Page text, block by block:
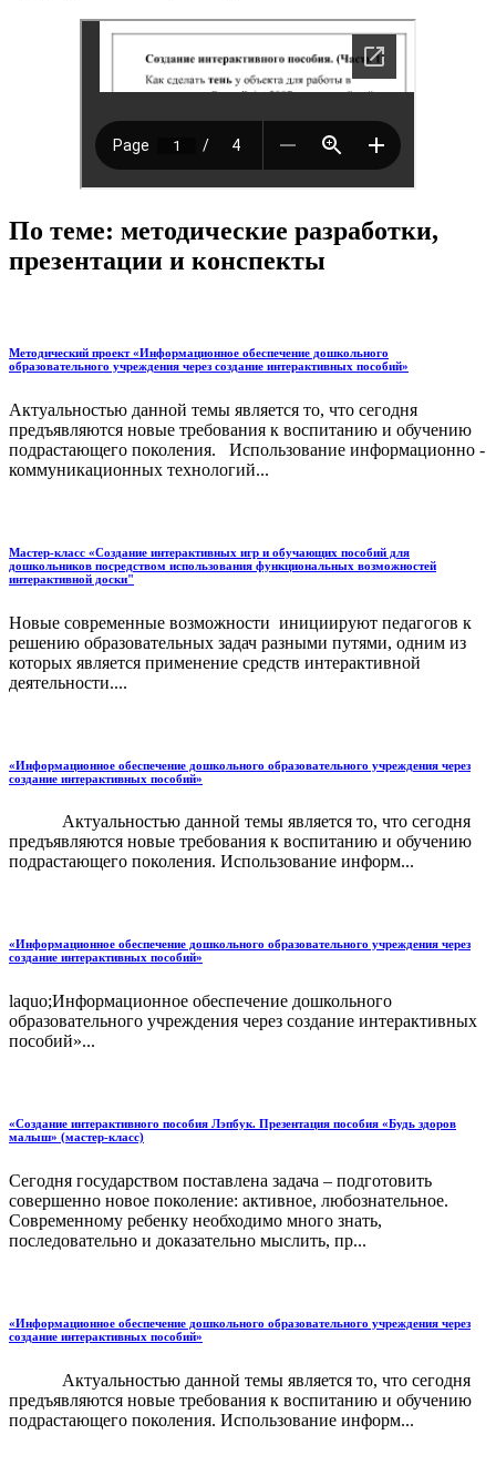
По теме: методические разработки,
презентации и конспекты
Методический проект «Информационное обеспечение дошкольного
образовательного учреждения через создание интерактивных пособий»
Актуальностью данной темы является то, что сегодня
предъявляются новые требования к воспитанию и обучению
подрастающего поколения. Использование информационно -
коммуникационных технологий...
Мастер-класс «Создание интерактивных игр и обучающих пособий для
дошкольников посредством использования функциональных возможностей
интерактивной доски"
Новые современные возможности инициируют педагогов к
решению образовательных задач разными путями, одним из
которых является применение средств интерактивной
деятельности....
«Информационное обеспечение дошкольного образовательного учреждения через
создание интерактивных пособий»
Актуальностью данной темы является то, что сегодня
предъявляются новые требования к воспитанию и обучению
подрастающего поколения. Использование информ...
«Информационное обеспечение дошкольного образовательного учреждения через
создание интерактивных пособий»
laquo;Информационное обеспечение дошкольного
образовательного учреждения через создание интерактивных
пособий»...
«Создание интерактивного пособия Лэпбук. Презентация пособия «Будь здоров
малыш» (мастер-класс)
Сегодня государством поставлена задача – подготовить
совершенно новое поколение: активное, любознательное.
Современному ребенку необходимо много знать,
последовательно и доказательно мыслить, пр...
«Информационное обеспечение дошкольного образовательного учреждения через
создание интерактивных пособий»
Актуальностью данной темы является то, что сегодня
предъявляются новые требования к воспитанию и обучению
подрастающего поколения. Использование информ...